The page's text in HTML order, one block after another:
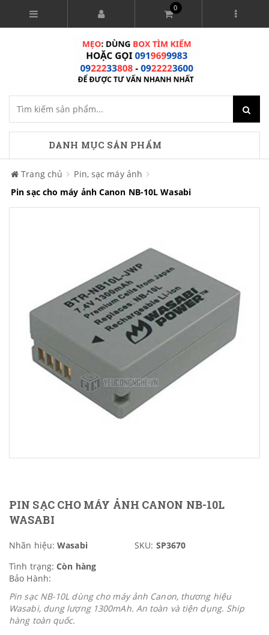
0
DANH MỤC SẢN PHẨM
Trang chủ
Pin, sạc máy ảnh
Pin sạc cho máy ảnh Canon NB-10L Wasabi
PIN SẠC CHO MÁY ẢNH CANON NB-10L
WASABI
Nhãn hiệu: Wasabi SKU: SP3670
Tình trạng: Còn hàng
Bảo Hành:
Pin sạc NB-10L dùng cho máy ảnh Canon, thương hiệu
Wasabi, dung lượng 1300mAh. An toàn và tiện dụng. Ship
hàng toàn quốc.